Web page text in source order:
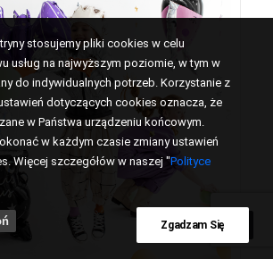
stosujemy pliki cookies w celu
usług na najwyższym poziomie, w tym w
do indywidualnych potrzeb. Korzystanie z
dotyczących cookies oznacza, że
w Państwa urządzeniu końcowym.
w każdym czasie zmiany ustawień
Więcej szczegółów w naszej "Polityce
Zgadzam Się